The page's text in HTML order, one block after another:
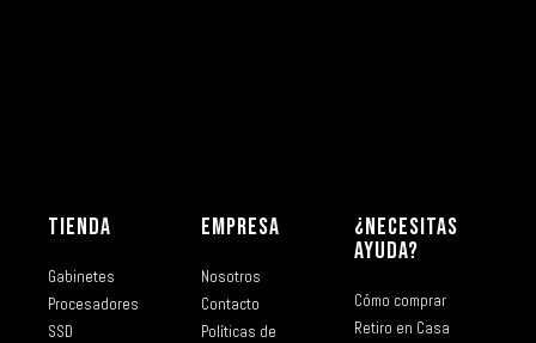
TIENDA
Gabinetes
Procesadores
SSD
EMPRESA
Nosotros
Contacto
Políticas de
¿NECESITAS
AYUDA?
Cómo comprar
Retiro en Casa